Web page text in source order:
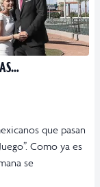
que pasan
Como ya es
se